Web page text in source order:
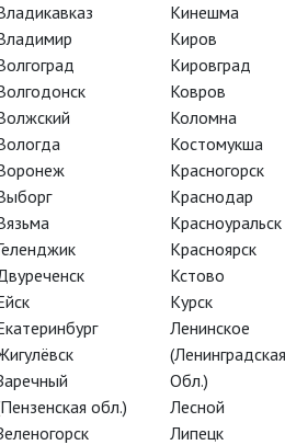
уже не та
РАМТа –
по роману Ивана
обл.)
Кинешма
Киров
Кировград
Ковров
Коломна
Костомукша
Красногорск
Краснодар
Красноуральск
Красноярск
Кстово
Курск
Ленинское
(Ленинградская
Обл.)
Лесной
Липецк